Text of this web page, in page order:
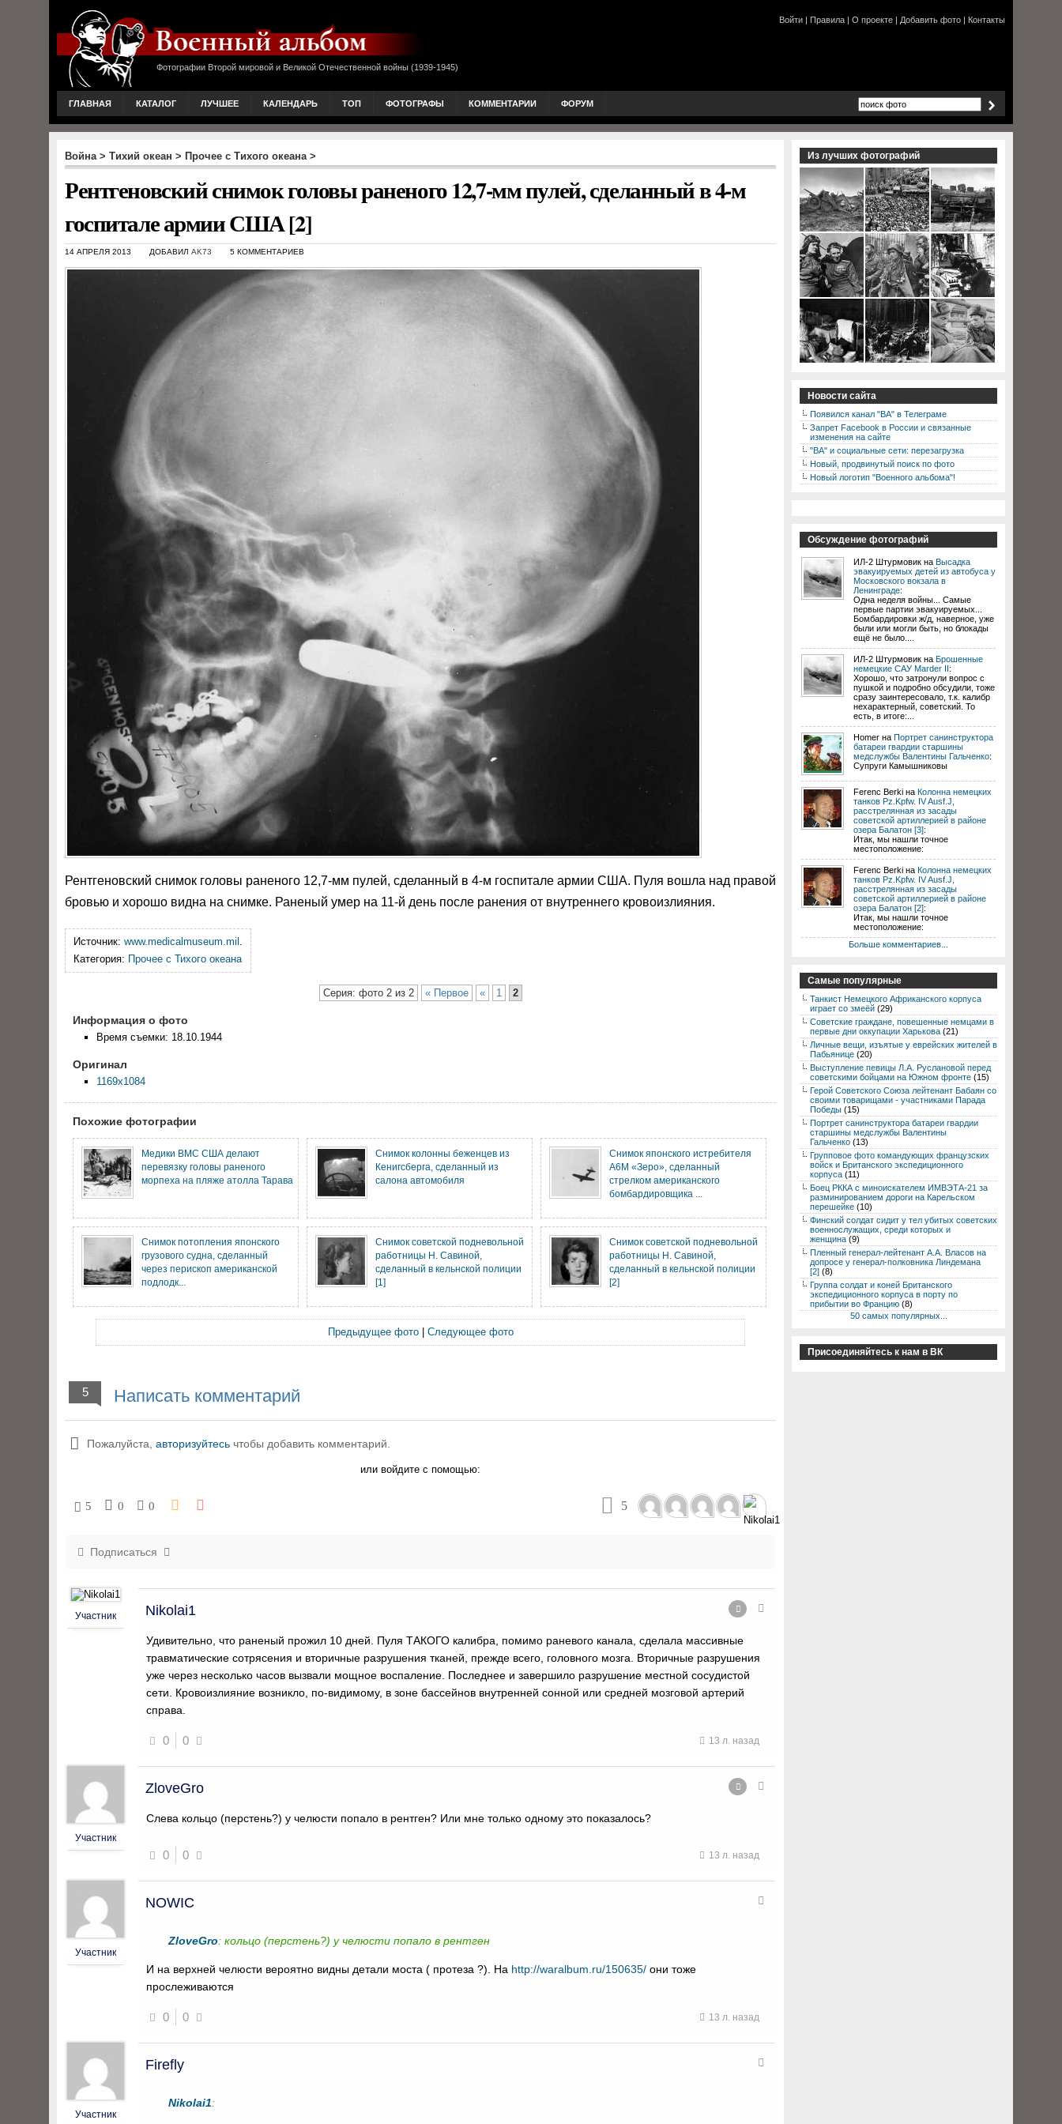
Фотографии Второй мировой и Великой Отечественной войны (1939-1945)
Войти | Правила | О проекте | Добавить фото | Контакты
ГЛАВНАЯ КАТАЛОГ ЛУЧШЕЕ КАЛЕНДАРЬ ТОП ФОТОГРАФЫ КОММЕНТАРИИ ФОРУМ
Война> Тихий океан > Прочее с Тихого океана>
Рентгеновский снимок головы раненого 12,7-мм пулей, сделанный в 4-м
госпитале армии США [2]
14 АПРЕЛЯ 2013 ДОБАВИЛ AK73 5 КОММЕНТАРИЕВ
Рентгеновский снимок головы раненого 12,7-мм пулей, сделанный в 4-м госпитале армии США. Пуля вошла над правой
бровью и хорошо видна на снимке. Раненый умер на 11-й день после ранения от внутреннего кровоизлияния.
Источник: www.medicalmuseum.mil .
Категория: Прочее с Тихого океана
Серия: фото 2 из 2 « Первое « 1 2
Информация о фото
Время съемки: 18.10.1944
Оригинал
1169x1084
Похожие фотографии
Медики ВМС США делают
перевязку головы раненого
морпеха на пляже атолла Тарава
Снимок колонны беженцев из
Кенигсберга, сделанный из
салона автомобиля
Снимок японского истребителя
A6M «Зеро», сделанный
стрелком американского
бомбардировщика ...
Снимок потопления японского
грузового судна, сделанный
через перископ американской
подлодк...
Снимок советской подневольной
работницы Н. Савиной,
сделанный в кельнской полиции
[1]
Снимок советской подневольной
работницы Н. Савиной,
сделанный в кельнской полиции
[2]
Предыдущее фото| Следующее фото
5 Написать комментарий
Пожалуйста, авторизуйтесь чтобы добавить комментарий.
или войдите с помощью:
5 0 0 5
Подписаться
Участник Nikolai1
Удивительно, что раненый прожил 10 дней. Пуля ТАКОГО калибра, помимо раневого канала, сделала массивные
травматические сотрясения и вторичные разрушения тканей, прежде всего, головного мозга. Вторичные разрушения
уже через несколько часов вызвали мощное воспаление. Последнее и завершило разрушение местной сосудистой
сети. Кровоизлияние возникло, по-видимому, в зоне бассейнов внутренней сонной или средней мозговой артерий
справа.
0 0 13 л. назад
Участник
ZloveGro
Слева кольцо (перстень?) у челюсти попало в рентген? Или мне только одному это показалось?
0 0 13 л. назад
Участник
NOWIC
ZloveGro: кольцо (перстень?) у челюсти попало в рентген
И на верхней челюсти вероятно видны детали моста ( протеза ?). На http://waralbum.ru/150635/ они тоже
прослеживаются
0 0 13 л. назад
Участник
Firefly
Nikolai1:
Из лучших фотографий
Новости сайта
Появился канал "ВА" в Телеграме
Запрет Facebook в России и связанные
изменения на сайте
"ВА" и социальные сети: перезагрузка
Новый, продвинутый поиск по фото
Новый логотип "Военного альбома"!
Обсуждение фотографий
ИЛ-2 Штурмовик на Высадка
эвакуируемых детей из автобуса у
Московского вокзала в
Ленинграде:
Одна неделя войны... Самые
первые партии эвакуируемых...
Бомбардировки ж/д, наверное, уже
были или могли быть, но блокады
ещё не было....
ИЛ-2 Штурмовик на Брошенные
немецкие САУ Marder II:
Хорошо, что затронули вопрос с
пушкой и подробно обсудили, тоже
сразу заинтересовало, т.к. калибр
нехарактерный, советский. То
есть, в итоге:...
Homer на Портрет санинструктора
батареи гвардии старшины
медслужбы Валентины Гальченко:
Супруги Камышниковы
Ferenc Berki на Колонна немецких
танков Pz.Kpfw. IV Ausf.J,
расстрелянная из засады
советской артиллерией в районе
озера Балатон [3]:
Итак, мы нашли точное
местоположение:
Ferenc Berki на Колонна немецких
танков Pz.Kpfw. IV Ausf.J,
расстрелянная из засады
советской артиллерией в районе
озера Балатон [2]:
Итак, мы нашли точное
местоположение:
Больше комментариев...
Самые популярные
Танкист Немецкого Африканского корпуса
играет со змеёй (29)
Советские граждане, повешенные немцами в
первые дни оккупации Харькова (21)
Личные вещи, изъятые у еврейских жителей в
Пабьянице (20)
Выступление певицы Л.А. Руслановой перед
советскими бойцами на Южном фронте (15)
Герой Советского Союза лейтенант Бабаян со
своими товарищами - участниками Парада
Победы (15)
Портрет санинструктора батареи гвардии
старшины медслужбы Валентины
Гальченко (13)
Групповое фото командующих французских
войск и Британского экспедиционного
корпуса (11)
Боец РККА с миноискателем ИМВЭТА-21 за
разминированием дороги на Карельском
перешейке (10)
Финский солдат сидит у тел убитых советских
военнослужащих, среди которых и
женщина (9)
Пленный генерал-лейтенант А.А. Власов на
допросе у генерал-полковника Линдемана
[2] (8)
Группа солдат и коней Британского
экспедиционного корпуса в порту по
прибытии во Францию (8)
50 самых популярных...
Присоединяйтесь к нам в ВК